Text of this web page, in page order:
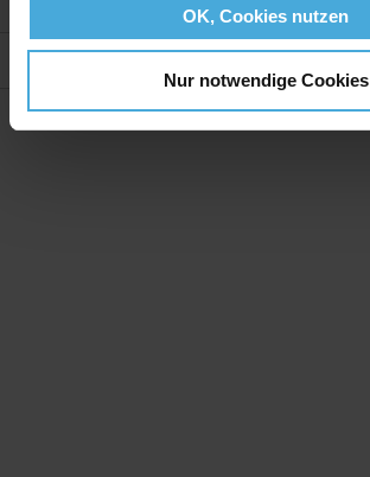
OK, Cookies nutzen
Nur notwendige Cookies
Weitere Informationen
Bewertungen